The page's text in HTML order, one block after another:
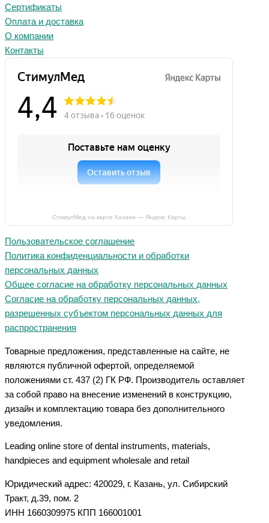
Сертификаты
Оплата и доставка
О компании
Контакты
СтимулМед на карте Казани — Яндекс Карты
Пользовательское соглашение
Политика конфиденциальности и обработки
персональных данных
Общее согласие на обработку персональных данных
Согласие на обработку персональных данных,
разрешенных субъектом персональных данных для
распространения
Товарные предложения, представленные на сайте, не
являются публичной офертой, определяемой
положениями ст. 437 (2) ГК РФ. Производитель оставляет
за собой право на внесение изменений в конструкцию,
дизайн и комплектацию товара без дополнительного
уведомления.
Leading online store of dental instruments, materials,
handpieces and equipment wholesale and retail
Юридический адрес: 420029, г. Казань, ул. Сибирский
Тракт, д.39, пом. 2
ИНН 1660309975 КПП 166001001